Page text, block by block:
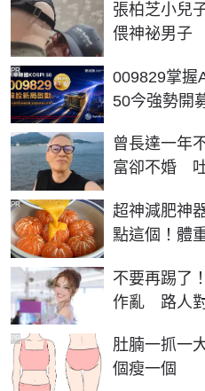
張柏芝小兒
偎神祕男子
009829掌握
50今強勢開
PR
曾長達一年
富卻不婚
超神減肥神
點這個！體
PR
不要再踢了
作亂 路人
肚腩一抓一
個瘦一個
PR